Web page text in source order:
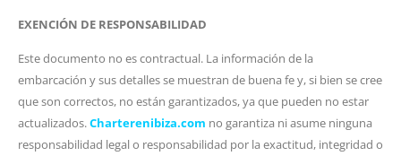
EXENCIÓN DE RESPONSABILIDAD
Este documento no es contractual. La información de la
embarcación y sus detalles se muestran de buena fe y, si bien se cree
que son correctos, no están garantizados, ya que pueden no estar
actualizados.Charterenibiza.com no garantiza ni asume ninguna
responsabilidad legal o responsabilidad por la exactitud, integridad o